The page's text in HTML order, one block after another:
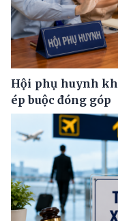
Hội phụ huynh
ép buộc đóng góp